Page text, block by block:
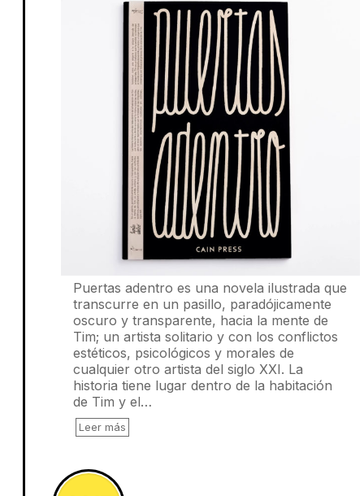
Puertas adentro es una novela ilustrada que
transcurre en un pasillo, paradójicamente
oscuro y transparente, hacia la mente de
Tim; un artista solitario y con los conflictos
estéticos, psicológicos y morales de
cualquier otro artista del siglo XXI. La
historia tiene lugar dentro de la habitación
de Tim y el…
Leer más